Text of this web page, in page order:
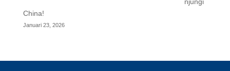
China!
Januari 23, 2026